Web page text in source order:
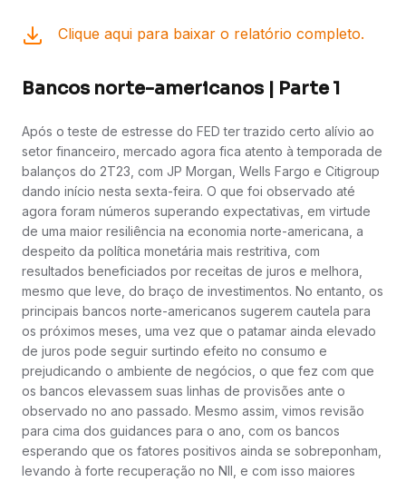
Clique aqui para baixar o relatório completo.
Bancos norte-americanos | Parte 1
Após o teste de estresse do FED ter trazido certo alívio ao
setor financeiro, mercado agora fica atento à temporada de
balanços do 2T23, com JP Morgan, Wells Fargo e Citigroup
dando início nesta sexta-feira. O que foi observado até
agora foram números superando expectativas, em virtude
de uma maior resiliência na economia norte-americana, a
despeito da política monetária mais restritiva, com
resultados beneficiados por receitas de juros e melhora,
mesmo que leve, do braço de investimentos. No entanto, os
principais bancos norte-americanos sugerem cautela para
os próximos meses, uma vez que o patamar ainda elevado
de juros pode seguir surtindo efeito no consumo e
prejudicando o ambiente de negócios, o que fez com que
os bancos elevassem suas linhas de provisões ante o
observado no ano passado. Mesmo assim, vimos revisão
para cima dos guidances para o ano, com os bancos
esperando que os fatores positivos ainda se sobreponham,
levando à forte recuperação no NII, e com isso maiores